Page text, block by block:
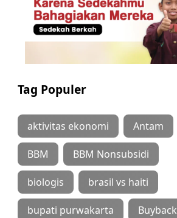
Tag Populer
aktivitas ekonomi Antam
BBM BBM Nonsubsidi
biologis brasil vs haiti
bupati purwakarta Buyback